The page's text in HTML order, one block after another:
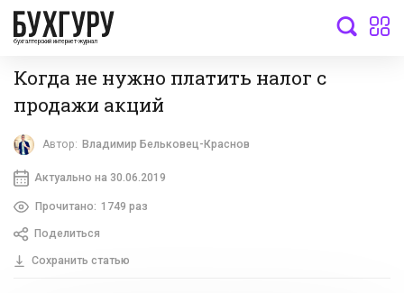
бухгалтерский интернет-журнал
Когда не нужно платить налог с
продажи акций
Автор: Владимир Бельковец-Краснов
Актуально на 30.06.2019
Прочитано: 1749 раз
Поделиться
Сохранить статью